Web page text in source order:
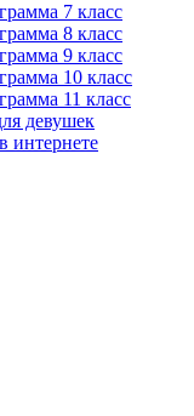
7 класс
8 класс
9 класс
10 класс
11 класс
девушек
интернете